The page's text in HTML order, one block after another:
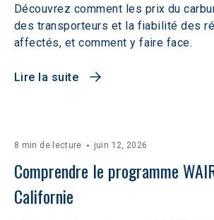
Découvrez comment les prix du
des transporteurs et la fiabilité des
affectés, et comment y faire face.
Lire la suite
8 min de lecture juin 12, 2026
Comprendre le programme
Californie